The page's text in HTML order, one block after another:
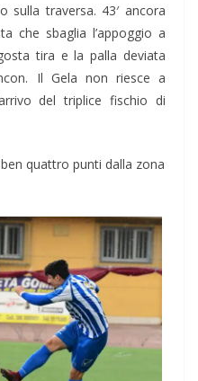
sulla traversa. 43′ ancora
che sbaglia l’appoggio a
tira e la palla deviata
Il Gela non riesce a
del triplice fischio di
quattro punti dalla zona